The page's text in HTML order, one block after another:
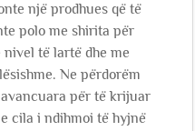
një prodhues që të
polo me shirita për
të lartë dhe me
Ne përdorëm
për të krijuar
cila i ndihmoi të hyjnë